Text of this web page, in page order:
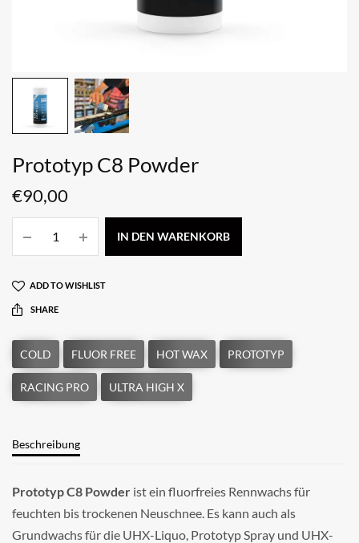
Prototyp C8 Powder
€90,00
IN DEN WARENKORB
ADD TO WISHLIST
SHARE
Beschreibung
Prototyp C8 Powder ist ein fluorfreies Rennwachs für
feuchten bis trockenen Neuschnee. Es kann auch als
Grundwachs für die UHX-Liquo, Prototyp Spray und UHX-